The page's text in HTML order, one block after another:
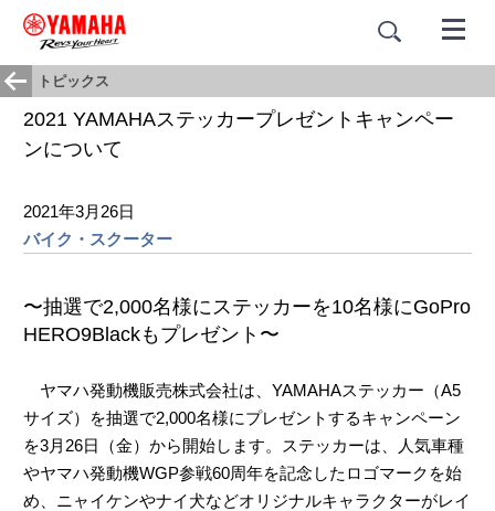
トピックス
2021 YAMAHAステッカープレゼントキャンペー
ンについて
2021年3月26日
バイク・スクーター
〜抽選で2,000名様にステッカーを10名様にGoPro
HERO9Blackもプレゼント〜
ヤマハ発動機販売株式会社は、YAMAHAステッカー（A5
サイズ）を抽選で2,000名様にプレゼントするキャンペーン
を3月26日（金）から開始します。ステッカーは、人気車種
やヤマハ発動機WGP参戦60周年を記念したロゴマークを始
め、ニャイケンやナイ犬などオリジナルキャラクターがレイ